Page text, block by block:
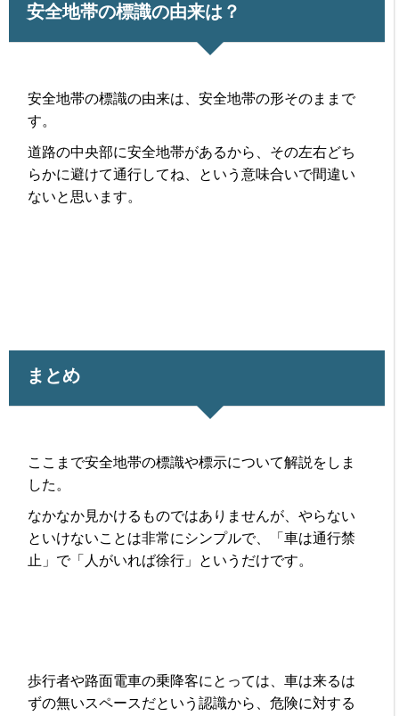
安全地帯の標識の由来は？
安全地帯の標識の由来は、安全地帯の形そのままで
す。
道路の中央部に安全地帯があるから、その左右どち
らかに避けて通行してね、という意味合いで間違い
ないと思います。
まとめ
ここまで安全地帯の標識や標示について解説をしま
した。
なかなか見かけるものではありませんが、やらない
といけないことは非常にシンプルで、「車は通行禁
止」で「人がいれば徐行」というだけです。
歩行者や路面電車の乗降客にとっては、車は来るは
ずの無いスペースだという認識から、危険に対する